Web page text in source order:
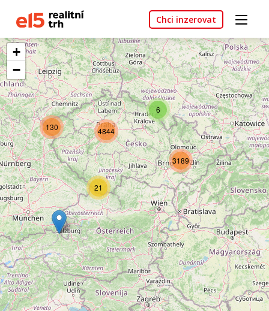
Chci inzerovat
130
6
21
3189
4844
+
−